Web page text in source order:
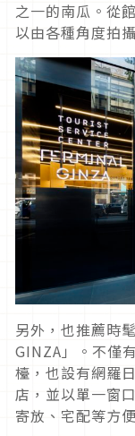
之一的南瓜。從
以由各種角度拍
另外，也推薦時
GINZA」。不僅
檯，也設有網羅
店，並以單一窗
寄放、宅配等方